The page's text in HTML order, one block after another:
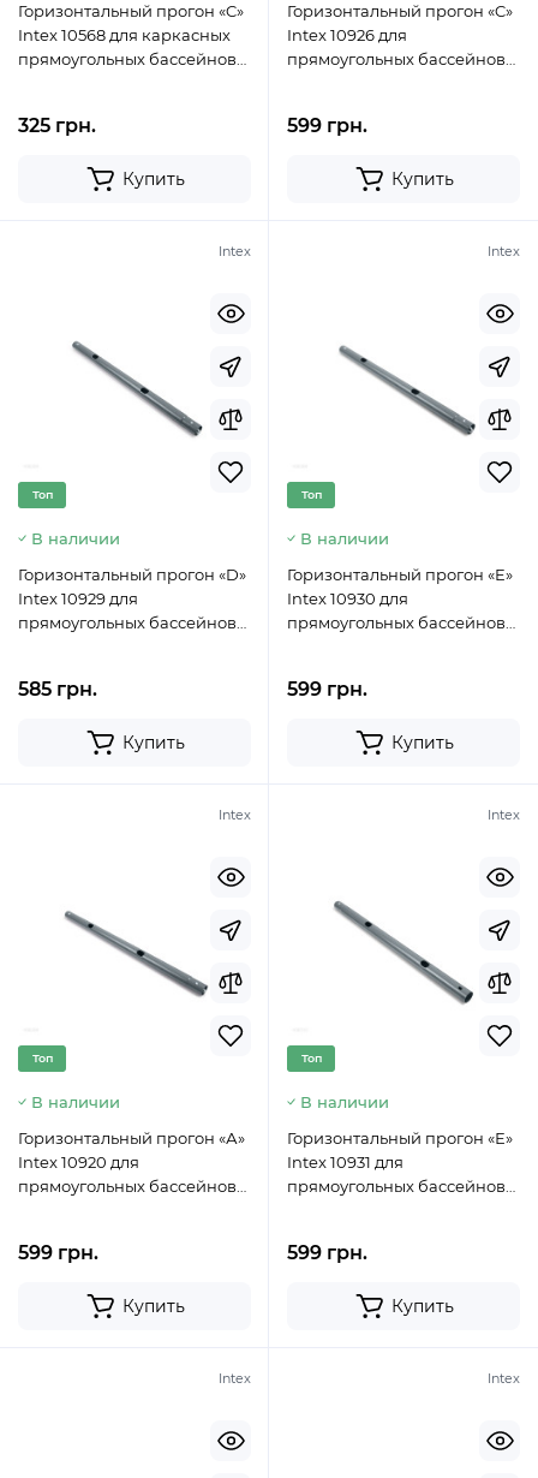
Горизонтальный прогон «C»
Intex 10568 для каркасных
прямоугольных бассейнов
325 грн.
Купить
Горизонтальный прогон «C»
Intex 10926 для
прямоугольных бассейнов
599 грн.
Купить
Intex
Топ
В наличии
Горизонтальный прогон «D»
Intex 10929 для
прямоугольных бассейнов
585 грн.
Купить
Intex
Топ
В наличии
Горизонтальный прогон «E»
Intex 10930 для
прямоугольных бассейнов
599 грн.
Купить
Intex
Топ
В наличии
Горизонтальный прогон «А»
Intex 10920 для
прямоугольных бассейнов
599 грн.
Купить
Intex
Топ
В наличии
Горизонтальный прогон «Е»
Intex 10931 для
прямоугольных бассейнов
599 грн.
Купить
Intex Intex